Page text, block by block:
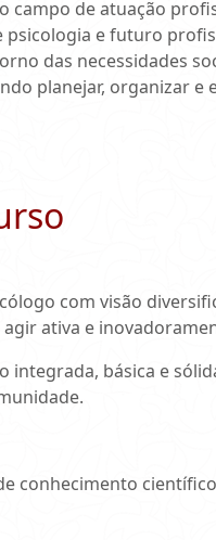
campo de atuação
psicologia e futuro
das necessidades
planejar, organizar
com visão
ativa e
integrada, básica e
conhecimento